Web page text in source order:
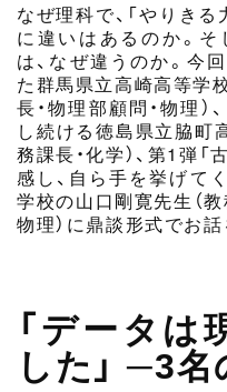
なぜ理科で、「やりき
に違いはあるのか。そ
は、なぜ違うのか。今
た群馬県立高崎高等学
長・物理部顧問・物理）
し続ける徳島県立脇町
務課長・化学）、第1弾
感し、自ら手を挙げて
学校の山口剛寛先生（
物理）に鼎談形式でお話
「データ
した」─3名